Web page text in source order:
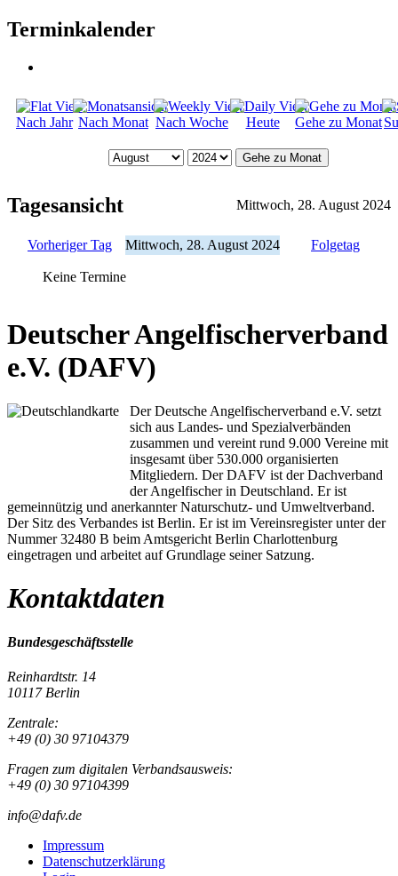
Terminkalender
Nach Jahr Nach Monat Nach Woche Heute Gehe zu Monat
Gehe zu Monat
Tagesansicht Mittwoch, 28. August 2024
Vorheriger Tag Mittwoch, 28. August 2024 Folgetag
Keine Termine
Deutscher Angelfischerverband
e.V. (DAFV)
Der Deutsche Angelfischerverband e.V. setzt
sich aus Landes- und Spezialverbänden
zusammen und vereint rund 9.000 Vereine mit
insgesamt über 530.000 organisierten
Mitgliedern. Der DAFV ist der Dachverband
der Angelfischer in Deutschland. Er ist
gemeinnützig und anerkannter Naturschutz- und Umweltverband.
Der Sitz des Verbandes ist Berlin. Er ist im Vereinsregister unter der
Nummer 32480 B beim Amtsgericht Berlin Charlottenburg
eingetragen und arbeitet auf Grundlage seiner Satzung.
Kontaktdaten
Bundesgeschäftsstelle
Reinhardtstr. 14
10117 Berlin
Zentrale:
+49 (0) 30 97104379
Fragen zum digitalen Verbandsausweis:
+49 (0) 30 97104399
info@dafv.de
Impressum
Datenschutzerklärung